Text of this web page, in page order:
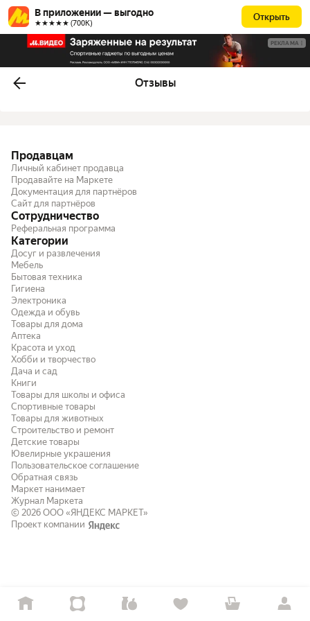
В приложении — выгодно
★★★★★ (700К)
Открыть
РЕКЛАМА
Отзывы
Продавцам
Личный кабинет продавца
Продавайте на Маркете
Документация для партнёров
Сайт для партнёров
Сотрудничество
Реферальная программа
Категории
Досуг и развлечения
Мебель
Бытовая техника
Гигиена
Электроника
Одежда и обувь
Товары для дома
Аптека
Красота и уход
Хобби и творчество
Дача и сад
Книги
Товары для школы и офиса
Спортивные товары
Товары для животных
Строительство и ремонт
Детские товары
Ювелирные украшения
Пользовательское соглашение
Обратная связь
Маркет нанимает
Журнал Маркета
© 2026 ООО «ЯНДЕКС МАРКЕТ»
Проект компании